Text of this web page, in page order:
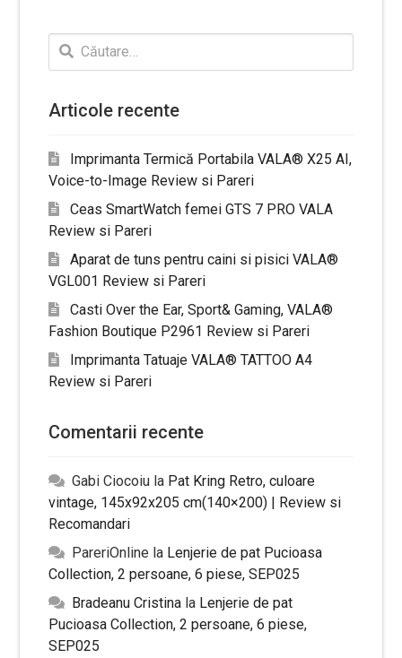
articole
Caută
după:
Articole recente
Imprimanta Termică Portabila VALA® X25 AI,
Voice-to-Image Review si Pareri
Ceas SmartWatch femei GTS 7 PRO VALA
Review si Pareri
Aparat de tuns pentru caini si pisici VALA®
VGL001 Review si Pareri
Casti Over the Ear, Sport& Gaming, VALA®
Fashion Boutique P2961 Review si Pareri
Imprimanta Tatuaje VALA® TATTOO A4
Review si Pareri
Comentarii recente
Gabi Ciocoiu la Pat Kring Retro, culoare
vintage, 145x92x205 cm(140×200) | Review si
Recomandari
PareriOnline la Lenjerie de pat Pucioasa
Collection, 2 persoane, 6 piese, SEP025
Bradeanu Cristina la Lenjerie de pat
Pucioasa Collection, 2 persoane, 6 piese,
SEP025